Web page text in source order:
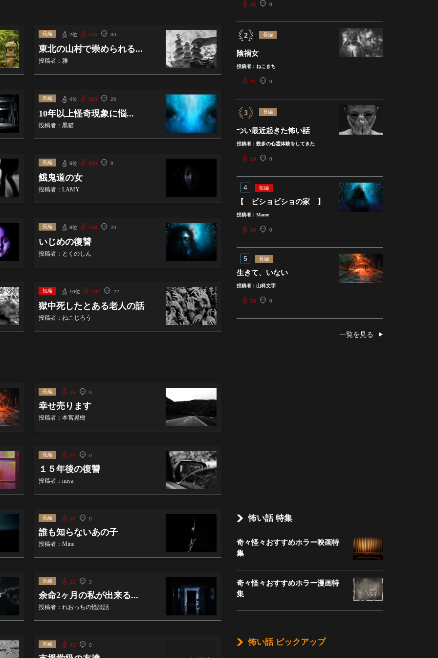
22 0
長編
陰禍女
投稿者：ねこきち
21 0
長編
つい最近起きた怖い話
投稿者：数多の心霊体験をしてきた
18 0
4 短編
【 ビショビショの家 】
投稿者：Mame
16 0
5 長編
生きて、いない
投稿者：山科文字
15 0
一覧を見る
怖い話 特集
奇々怪々おすすめホラー映画特
集
奇々怪々おすすめホラー漫画特
集
怖い話 ピックアップ
長編 2位 553 30
東北の山村で崇められる...
投稿者：雅
長編 4位 303 26
10年以上怪奇現象に悩...
投稿者：黒猫
長編 6位 230 9
餓鬼道の女
投稿者：LAMY
長編 8位 208 20
いじめの復讐
投稿者：とくのしん
短編 10位 192 22
獄中死したとある老人の話
投稿者：ねこじろう
長編 18 0
幸せ売ります
投稿者：本宮晃樹
長編 91 0
１５年後の復讐
投稿者：miya
長編 16 0
誰も知らないあの子
投稿者：Mine
長編 22 3
余命2ヶ月の私が出来る...
投稿者：れおっちの怪談話
長編 41 0